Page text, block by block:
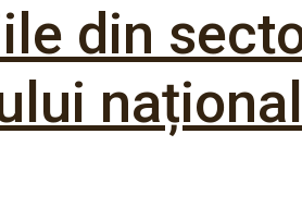
din
național